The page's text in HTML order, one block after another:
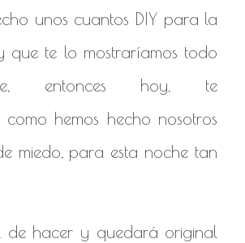
unos cuantos DIY para la
que te lo mostraríamos todo
entonces hoy, te
como hemos hecho nosotros
miedo, para esta noche tan
de hacer y quedará original